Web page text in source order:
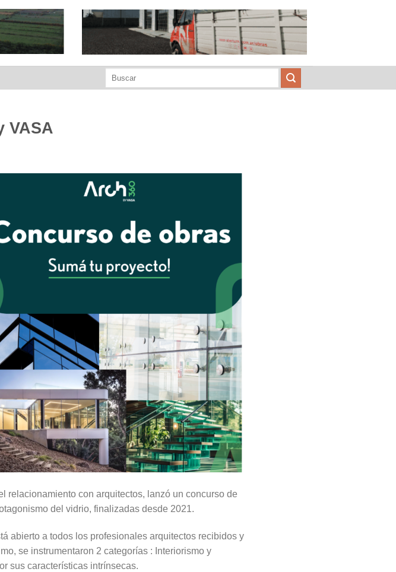
VASA
relacionamiento con arquitectos, lanzó un concurso de
del vidrio, finalizadas desde 2021.
abierto a todos los profesionales arquitectos recibidos y
se instrumentaron 2 categorías : Interiorismo y
sus características intrínsecas.